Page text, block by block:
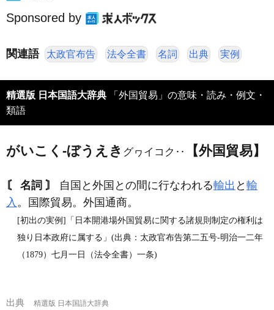
Sponsored by
関連語 太政官布告 法令全書 名詞 出典 実例
精選版 日本国語大辞典
類語
がいこく‐ぼうえき グヮイコク‥ 【外国貿易】
〘 名詞 〙 自国と外国との間に行なわれる輸出 と 輸
入 。国際貿易。外国通商。
[初出の実例]「日本開港場外国貿易に関する諸規則制定の権利は
独り日本政府に属する」(出典：太政官布告第二五号‐明治一二年
（1879）七月一日（法令全書）一条)
出典
精選版 日本国語大辞典